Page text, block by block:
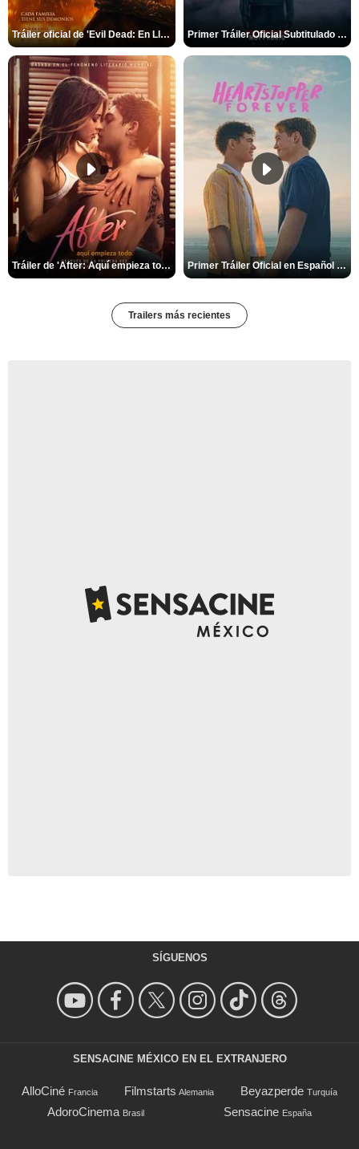
Tráiler oficial de 'Evil Dead: En Llamas' Primer Tráiler Oficial Subtitulado de 'La Noche Del Demonio: Están Entre Nosotros'
Tráiler de 'After: Aquí empieza todo' Primer Tráiler Oficial en Español de 'Heartstopper Forever'
Trailers más recientes
SÍGUENOS
SENSACINE MÉXICO EN EL EXTRANJERO
AlloCiné Francia Filmstarts Alemania Beyazperde Turquía
AdoroCinema Brasil Sensacine España